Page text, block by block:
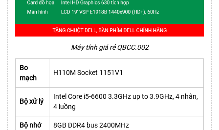
Máy tính giá rẻ QBCC.002
Bo
mạch
H110M Socket 1151V1
Bộ xử lý
Intel Core i5-6600 3.3GHz up to 3.9GHz, 4 nhân,
4 luồng
Bộ nhớ 8GB DDR4 bus 2400MHz